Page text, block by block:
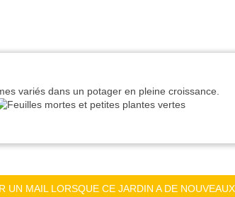
UN MAIL LORSQUE CE JARDIN A DE